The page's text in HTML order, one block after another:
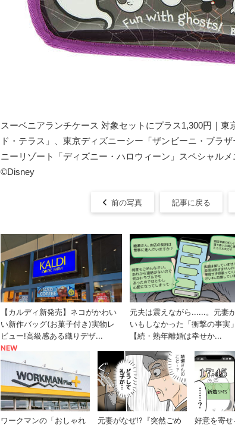
スーベニアランチケース 対象セットにプラス1,300円｜
ド・テラス」、東京ディズニーシー「ザンビーニ・ブラ
ニーリゾート「ディズニー・ハロウィーン」スペシャルメ
©Disney
前の写真 記事に戻る